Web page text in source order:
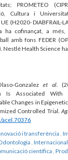
PROMETEO
Cultura i
(H2020- DIABFRAIL-
ha cofinançat, a
amb fons FEDER
Nestlé Health Science
Gonzalezet al.
Is Associated With
Changes in
Controlled Trial.
acel.70376
i transferència
científica